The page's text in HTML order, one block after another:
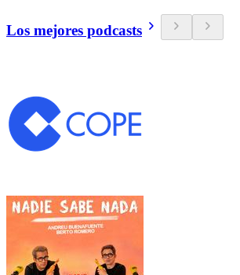
Los mejores podcasts